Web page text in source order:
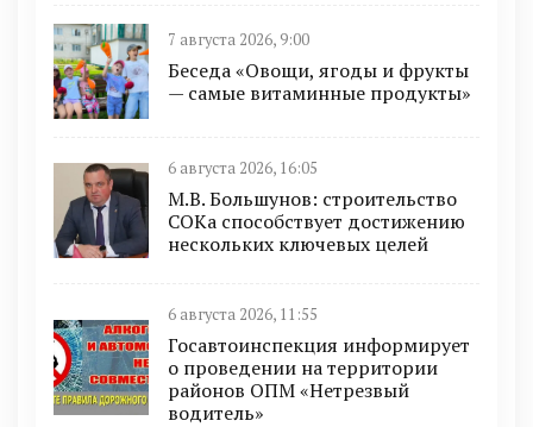
7 августа 2026, 9:00
Беседа «Овощи, ягоды и фрукты
— самые витаминные продукты»
6 августа 2026, 16:05
М.В. Большунов: строительство
СОКа способствует достижению
нескольких ключевых целей
6 августа 2026, 11:55
Госавтоинспекция информирует
о проведении на территории
районов ОПМ «Нетрезвый
водитель»